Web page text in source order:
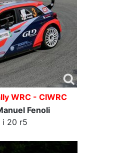
WRC - CIWRC
Fenoli
i 20 r5